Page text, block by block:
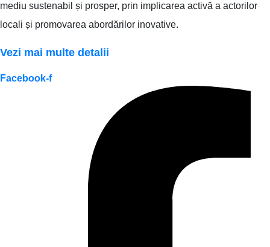
mediu sustenabil și prosper, prin implicarea activă a actorilor
locali și promovarea abordărilor inovative.
Vezi mai multe detalii
Facebook-f